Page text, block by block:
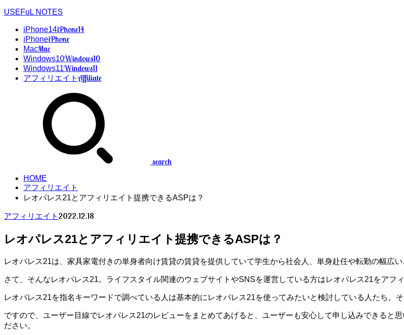
USEFuL NOTES
iPhone14iPhone14
iPhoneiPhone
MacMac
Windows10Windows10
Windows11Windows11
アフィリエイトAffiliate
search
HOME
アフィリエイト
レオパレス21とアフィリエイト提携できるASPは？
アフィリエイト 2022.12.18
レオパレス21とアフィリエイト提携できるASPは？
レオパレス21は、家具家電付きの単身者向け賃貸の賃貸を提供していて学生から社会人、単身赴任や転勤の幅広い
さて、そんなレオパレス21。ライフスタイル関連のウェブサイトやSNSを運営している方はレオパレス21をアフ
レオパレス21を指名キーワードで調べている人は基本的にレオパレス21を使ってみたいと検討している人たち。
ですので、ユーザー目線でレオパレス21のレビューをまとめてあげると、ユーザーも安心して申し込みできると
ださい。